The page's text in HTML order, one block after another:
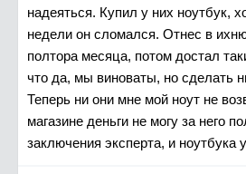
надеяться. Купил у них ноутбук,
недели он сломался. Отнес в
полтора месяца, потом достал
что да, мы виноваты, но сделать
Теперь ни они мне мой ноут не
магазине деньги не могу за него
заключения эксперта, и ноутбука